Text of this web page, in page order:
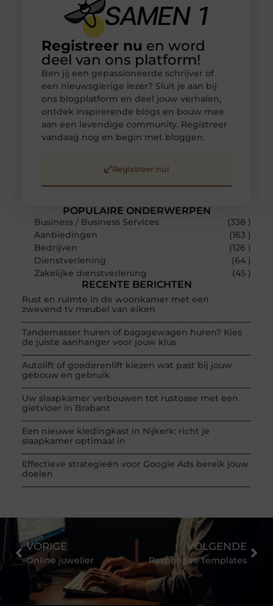
POPULAIRE ONDERWERPEN
Business / Business Services
(338 )
Aanbiedingen
(163 )
Bedrijven
(126 )
Dienstverlening
(64 )
Zakelijke dienstverlening
(45 )
RECENTE BERICHTEN
Rust en ruimte in de woonkamer met een
zwevend tv meubel van eiken
Tandemasser huren of bagagewagen huren? Kies
de juiste aanhanger voor jouw klus
Autolift of goederenlift kiezen wat past bij jouw
gebouw en gebruik
Uw slaapkamer verbouwen tot rustoase met een
gietvloer in Brabant
Een nieuwe kledingkast in Nijkerk: richt je
slaapkamer optimaal in
Effectieve strategieën voor Google Ads bereik jouw
doelen
Registreer nu en word
deel van ons platform!
Ben jij een gepassioneerde schrijver of
een nieuwsgierige lezer? Sluit je aan bij
ons blogplatform en deel jouw verhalen,
ontdek inspirerende blogs en bouw mee
aan een levendige community. Registreer
vandaag nog en begin met bloggen.
Registreer nu!
VORIGE
Online juwelier
VOLGENDE
Responsive templates